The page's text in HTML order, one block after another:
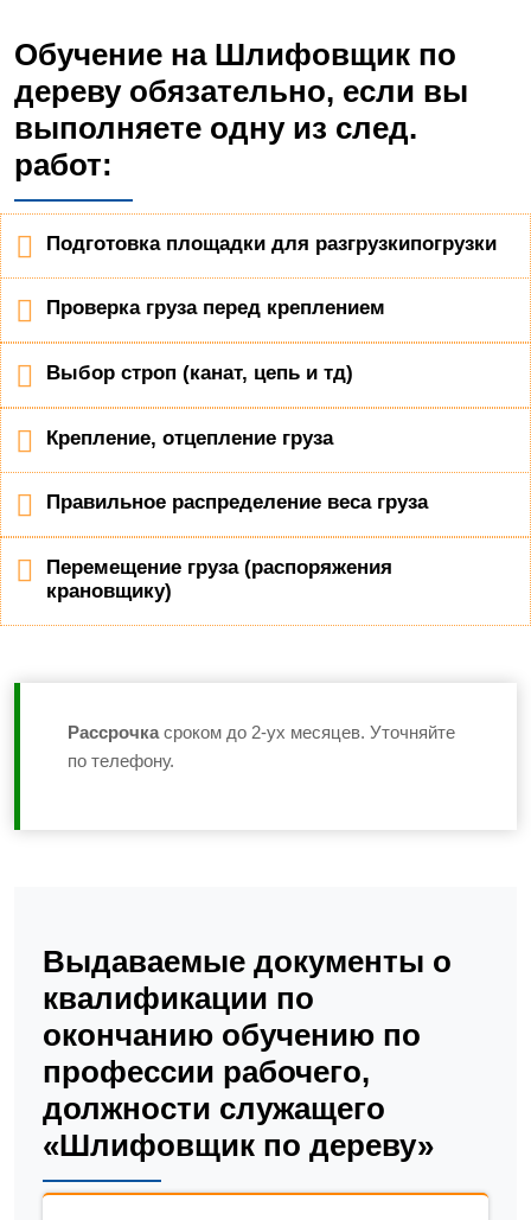
Обучение на Шлифовщик по
дереву обязательно, если вы
выполняете одну из след.
работ:
Подготовка площадки для разгрузкипогрузки
Проверка груза перед креплением
Выбор строп (канат, цепь и тд)
Крепление, отцепление груза
Правильное распределение веса груза
Перемещение груза (распоряжения
крановщику)
Рассрочка сроком до 2-ух месяцев. Уточняйте
по телефону.
Выдаваемые документы о
квалификации по
окончанию обучению по
профессии рабочего,
должности служащего
«Шлифовщик по дереву»